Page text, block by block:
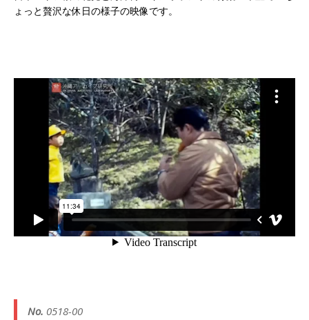
ょっと贅沢な休日の様子の映像です。
No. 0518-00